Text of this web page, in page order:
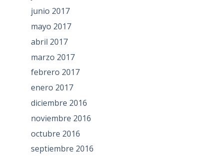
junio 2017
mayo 2017
abril 2017
marzo 2017
febrero 2017
enero 2017
diciembre 2016
noviembre 2016
octubre 2016
septiembre 2016